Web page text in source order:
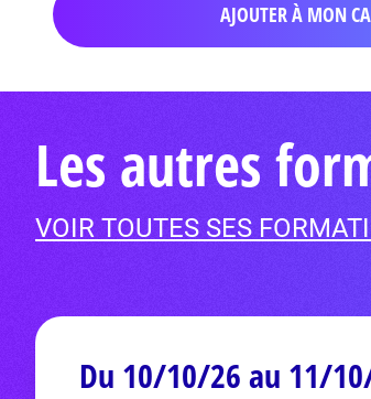
AJOUTER À MON
Les autres
VOIR TOUTES SES
Du 10/10/26 au 11/